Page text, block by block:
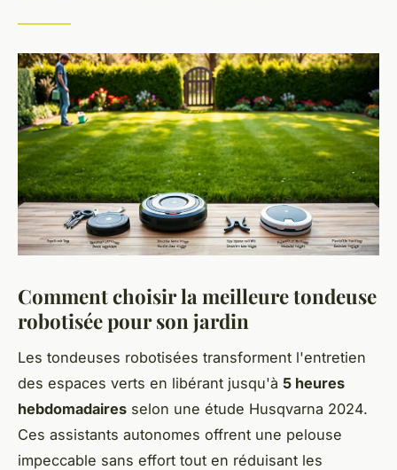
Comment choisir la meilleure tondeuse
robotisée pour son jardin
Les tondeuses robotisées transforment l'entretien
des espaces verts en libérant jusqu'à 5 heures
hebdomadaires selon une étude Husqvarna 2024.
Ces assistants autonomes offrent une pelouse
impeccable sans effort tout en réduisant les